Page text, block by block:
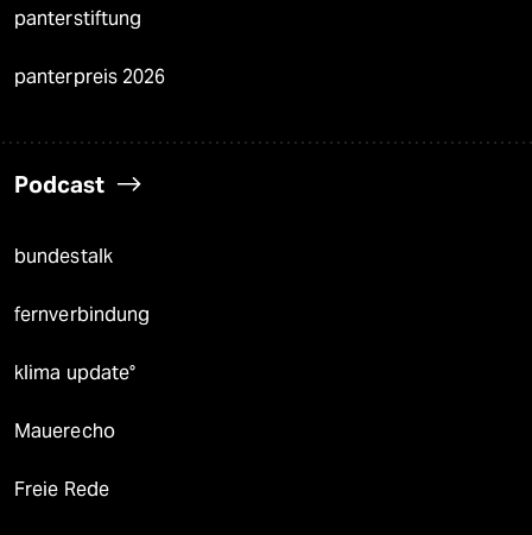
panterstiftung
panterpreis 2026
Podcast
bundestalk
fernverbindung
klima update°
Mauerecho
Freie Rede